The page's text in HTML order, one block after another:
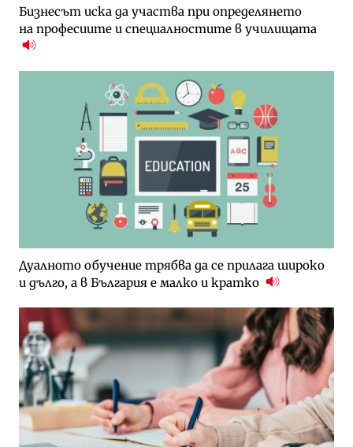
Бизнесът иска да участва при определянето
на професиите и специалностите в училищата
Дуалното обучение трябва да се прилага широко
и дълго, а в България е малко и кратко